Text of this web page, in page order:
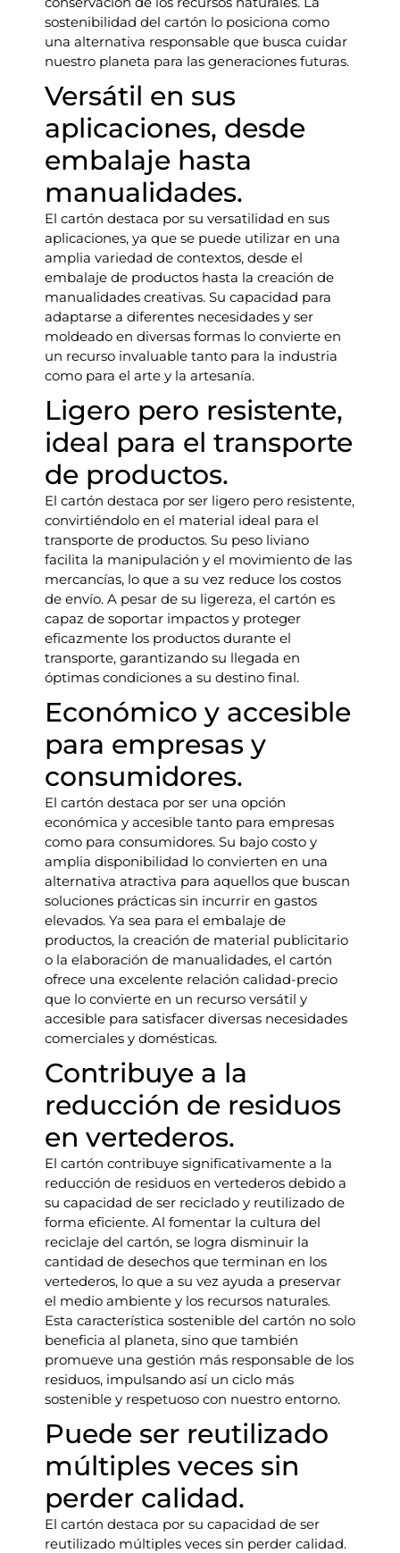
sostenibilidad del cartón lo posiciona como
una alternativa responsable que busca cuidar
nuestro planeta para las generaciones futuras.
Versátil en sus
aplicaciones, desde
embalaje hasta
manualidades.
El cartón destaca por su versatilidad en sus
aplicaciones, ya que se puede utilizar en una
amplia variedad de contextos, desde el
embalaje de productos hasta la creación de
manualidades creativas. Su capacidad para
adaptarse a diferentes necesidades y ser
moldeado en diversas formas lo convierte en
un recurso invaluable tanto para la industria
como para el arte y la artesanía.
Ligero pero resistente,
ideal para el transporte
de productos.
El cartón destaca por ser ligero pero resistente,
convirtiéndolo en el material ideal para el
transporte de productos. Su peso liviano
facilita la manipulación y el movimiento de las
mercancías, lo que a su vez reduce los costos
de envío. A pesar de su ligereza, el cartón es
capaz de soportar impactos y proteger
eficazmente los productos durante el
transporte, garantizando su llegada en
óptimas condiciones a su destino final.
Económico y accesible
para empresas y
consumidores.
El cartón destaca por ser una opción
económica y accesible tanto para empresas
como para consumidores. Su bajo costo y
amplia disponibilidad lo convierten en una
alternativa atractiva para aquellos que buscan
soluciones prácticas sin incurrir en gastos
elevados. Ya sea para el embalaje de
productos, la creación de material publicitario
o la elaboración de manualidades, el cartón
ofrece una excelente relación calidad-precio
que lo convierte en un recurso versátil y
accesible para satisfacer diversas necesidades
comerciales y domésticas.
Contribuye a la
reducción de residuos
en vertederos.
El cartón contribuye significativamente a la
reducción de residuos en vertederos debido a
su capacidad de ser reciclado y reutilizado de
forma eficiente. Al fomentar la cultura del
reciclaje del cartón, se logra disminuir la
cantidad de desechos que terminan en los
vertederos, lo que a su vez ayuda a preservar
el medio ambiente y los recursos naturales.
Esta característica sostenible del cartón no solo
beneficia al planeta, sino que también
promueve una gestión más responsable de los
residuos, impulsando así un ciclo más
sostenible y respetuoso con nuestro entorno.
Puede ser reutilizado
múltiples veces sin
perder calidad.
El cartón destaca por su capacidad de ser
reutilizado múltiples veces sin perder calidad.